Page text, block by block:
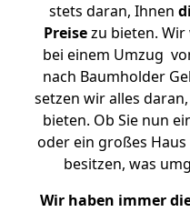
stets daran, Ihnen
Preisezu bieten.
bei einem Umzug
nach Baumholder
setzen wir alles
bieten. Ob Sie nun
oder ein großes
besitzen, was
Wir haben immer